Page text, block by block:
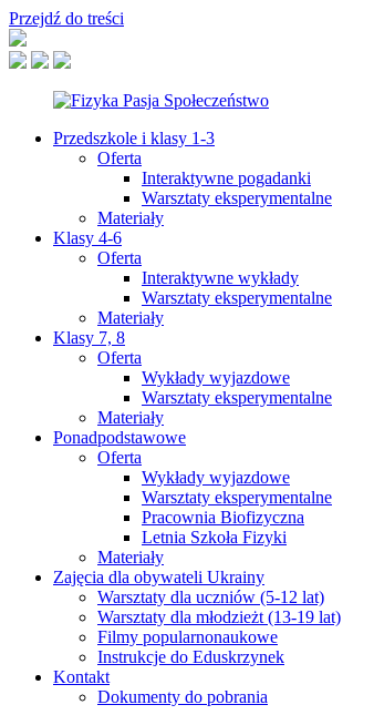
Przejdź do treści
Przedszkole i klasy 1-3
Oferta
Interaktywne pogadanki
Warsztaty eksperymentalne
Materiały
Klasy 4-6
Oferta
Interaktywne wykłady
Warsztaty eksperymentalne
Materiały
Klasy 7, 8
Oferta
Wykłady wyjazdowe
Warsztaty eksperymentalne
Materiały
Ponadpodstawowe
Oferta
Wykłady wyjazdowe
Warsztaty eksperymentalne
Pracownia Biofizyczna
Letnia Szkoła Fizyki
Materiały
Zajęcia dla obywateli Ukrainy
Warsztaty dla uczniów (5-12 lat)
Warsztaty dla młodzieżt (13-19 lat)
Filmy popularnonaukowe
Instrukcje do Eduskrzynek
Kontakt
Dokumenty do pobrania